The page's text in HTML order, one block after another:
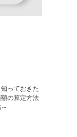
っておきた
の算定方法